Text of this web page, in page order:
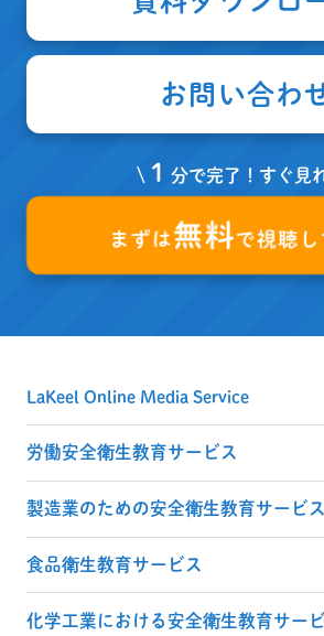
お問い合わ
\ １分で完了！すぐ見
まずは無料で視聴し
LaKeel Online Media Service
労働安全衛生教育サービス
製造業のための安全衛生教育サービス
食品衛生教育サービス
化学工業における安全衛生教育サー